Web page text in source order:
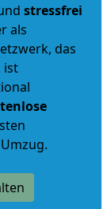
stressfrei
als
das
ist